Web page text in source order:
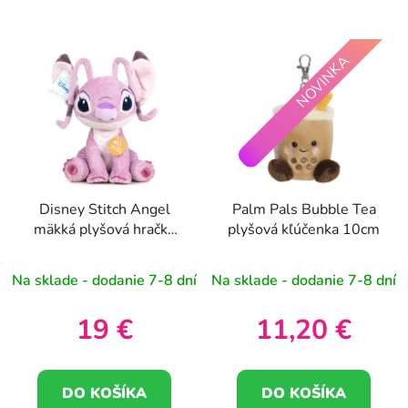
Disney Stitch Angel
mäkká plyšová hračka
Na sklade - dodanie 7-8 dní
19 €
DO KOŠÍKA
NOVINKA
Palm Pals Bubble Tea
plyšová kľúčenka 10cm
Na sklade - dodanie 7-8 dní
11,20 €
DO KOŠÍKA